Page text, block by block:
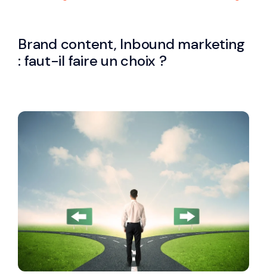
Brand content, Inbound marketing
: faut-il faire un choix ?